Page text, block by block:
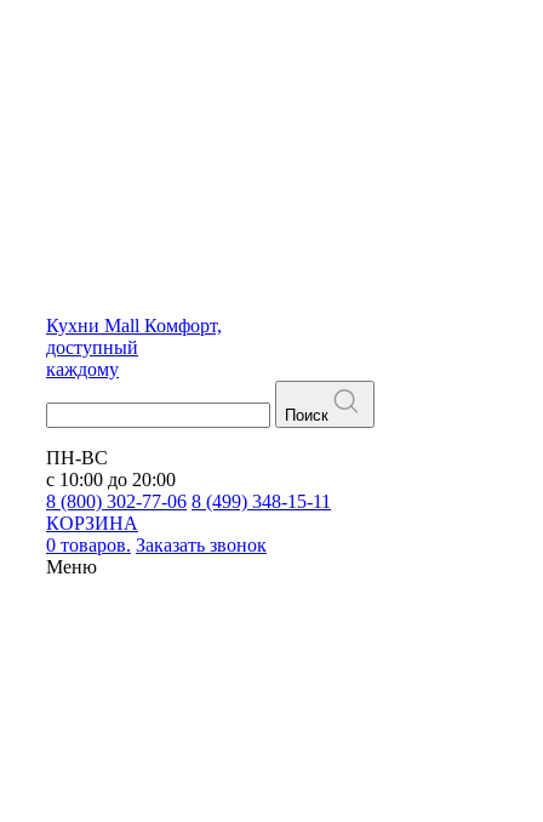
Кухни Mall Комфорт,
доступный
каждому
Поиск
ПН-ВС
с 10:00 до 20:00
8 (800) 302-77-06 8 (499) 348-15-11
КОРЗИНА
0 товаров. Заказать звонок
Меню